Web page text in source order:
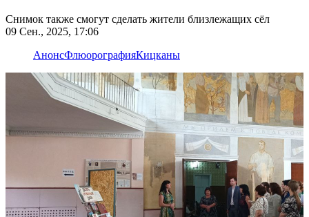
Снимок также смогут сделать жители близлежащих сёл
09 Сен., 2025, 17:06
АнонсФлюорографияКицканы